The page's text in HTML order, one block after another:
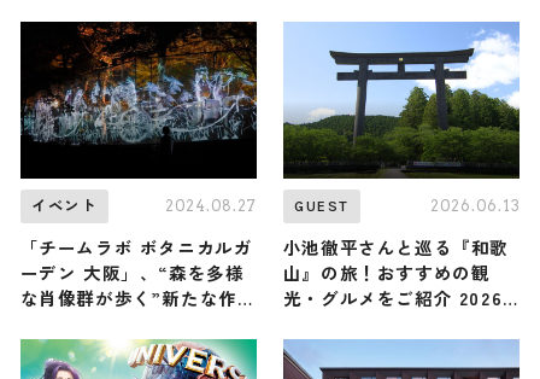
イベント 2024.08.27
「チームラボ ボタニカルガ
ーデン 大阪」、“森を多様
な肖像群が歩く”新たな作品
GUEST 2026.06.13
小池徹平さんと巡る『和歌
山』の旅！おすすめの観
光・グルメをご紹介 2026